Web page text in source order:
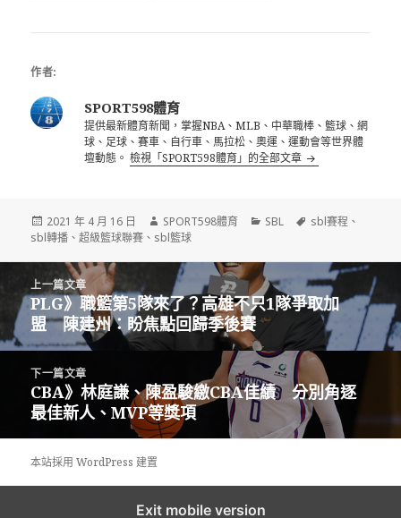
作者:
SPORT598體育
提供最新體育新聞，掌握NBA、MLB、中華職棒、籃球、網
球、足球、賽車、自行車、馬拉松、奧運、運動會等世界體
壇動態。檢視「SPORT598體育」的全部文章
發
佈
2021 年 4 月 16 日
作
者
SPORT598體育
分
SBL
標
sbl賽程 、
sbl轉播 、超級籃球聯賽 、 sbl籃球
章
覽
上一篇文章
上
一
篇
文
章:
PLG》職籃第5隊來了？高雄不只1隊爭取加
盟 陳建州：盼焦點回歸季後賽
下一篇文章
下
一
篇
文
CBA》林庭謙、陳盈駿繳CBA佳績 分別角逐
最佳新人、MVP等獎項
本站採用 WordPress 建置
Exit mobile version